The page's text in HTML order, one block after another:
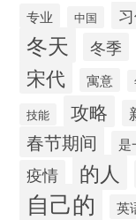
专业 中国
冬天 冬季
宋代 寓意
技能
攻略
春节期间 是
疫情 的人
自己的 英